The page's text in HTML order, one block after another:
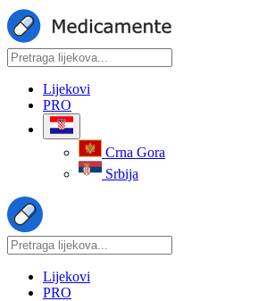
Lijekovi
PRO
Crna Gora
Srbija
Lijekovi
PRO